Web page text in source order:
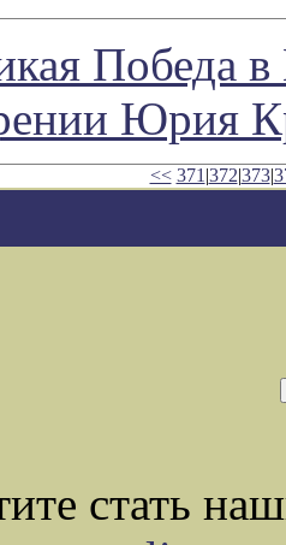
Победа
Юрия
<< 371 |372|373|
стать